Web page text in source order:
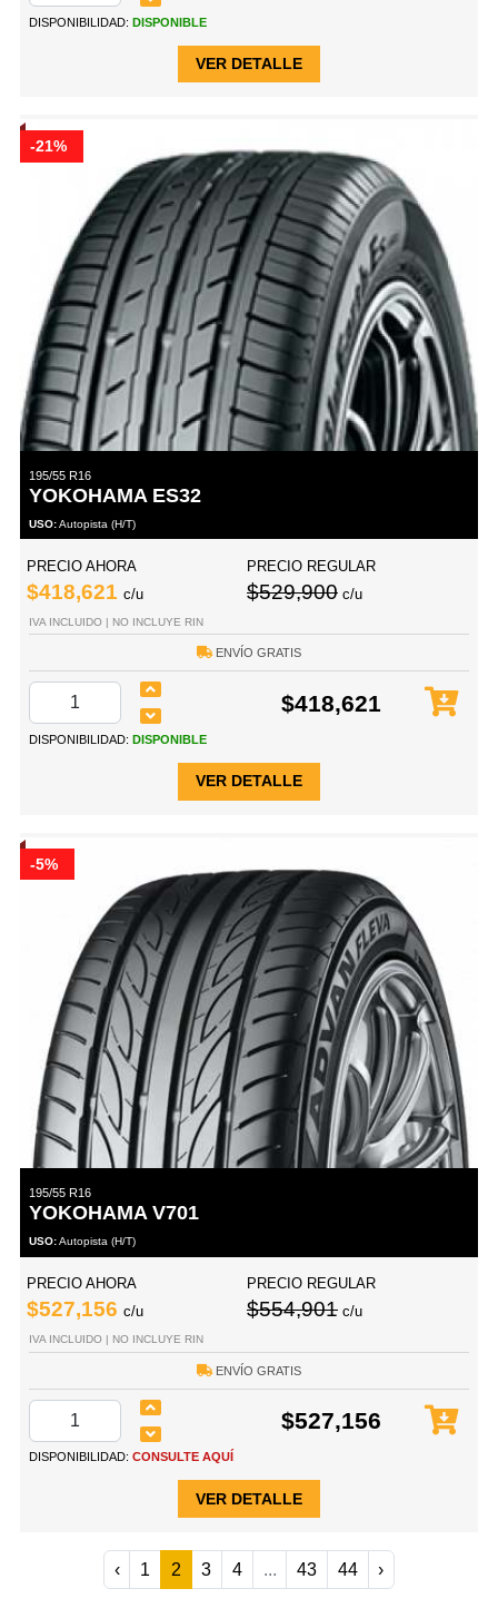
DISPONIBILIDAD: DISPONIBLE
VER DETALLE
-21%
195/55 R16
YOKOHAMA ES32
USO:Autopista (H/T)
PRECIO AHORA
$418,621 c/u
PRECIO REGULAR
$529,900 c/u
IVA INCLUIDO | NO INCLUYE RIN
ENVÍO GRATIS
$418,621
DISPONIBILIDAD: DISPONIBLE
VER DETALLE
-5%
195/55 R16
YOKOHAMA V701
USO:Autopista (H/T)
PRECIO AHORA
$527,156 c/u
PRECIO REGULAR
$554,901 c/u
IVA INCLUIDO | NO INCLUYE RIN
ENVÍO GRATIS
$527,156
DISPONIBILIDAD: CONSULTE AQUÍ
VER DETALLE
‹ 1 2 3 4 ... 43 44 ›